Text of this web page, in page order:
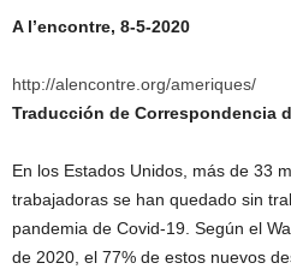
A l’encontre, 8-5-2020
http://alencontre.org/ameriques/
Traducción de Correspondencia
En los Estados Unidos, más de 33
trabajadoras se han quedado sin
pandemia de Covid-19. Según el
de 2020, el 77% de estos nuevos